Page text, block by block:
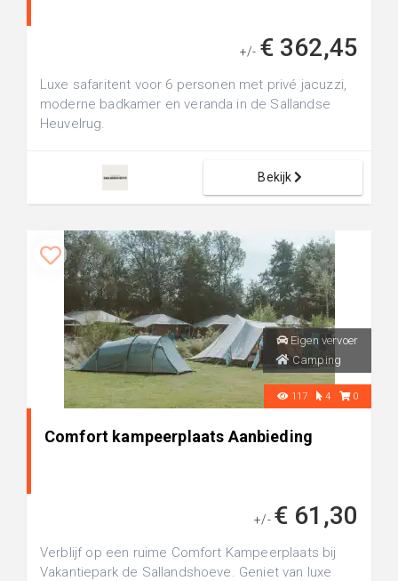
+/- € 362,45
Luxe safaritent voor 6 personen met privé jacuzzi,
moderne badkamer en veranda in de Sallandse
Heuvelrug.
Bekijk
Eigen vervoer
Camping
117 4 0
Comfort kampeerplaats Aanbieding
+/- € 61,30
Verblijf op een ruime Comfort Kampeerplaats bij
Vakantiepark de Sallandshoeve. Geniet van luxe